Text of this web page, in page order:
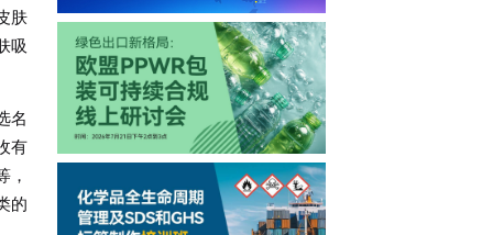
肤
吸
名
有
，
的